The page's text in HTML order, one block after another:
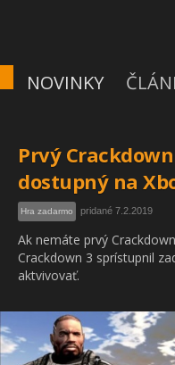
NOVINKY
Prvý
dostupný na
Hra zadarmo pridané 7.2.2019
Ak nemáte prvý
Crackdown 3 sprístupnil
aktvivovať.